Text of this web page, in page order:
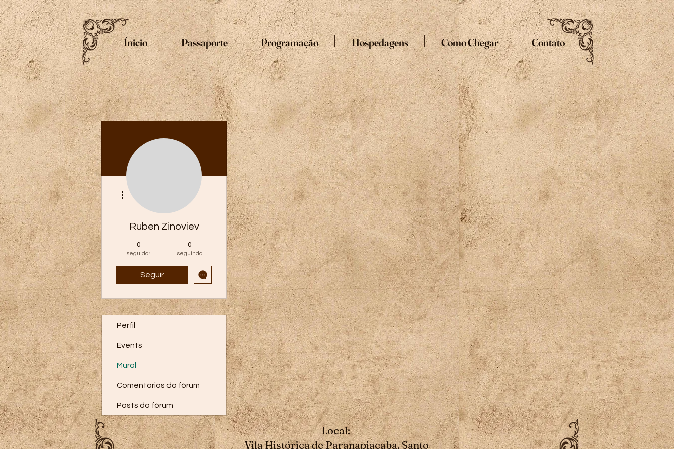
Ínicio Passaporte Programação Hospedagens Como Chegar Contato
Ruben Zinoviev
0
seguidor
0
seguindo
Seguir
Mais ações
Perfil
Events
Mural
Comentários do fórum
Posts do fórum
Local:
Vila Histórica de Paranapiacaba, Santo